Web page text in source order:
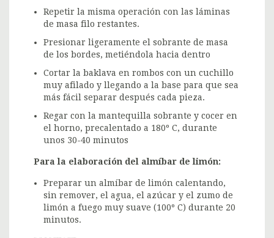
Repetir la misma operación con las láminas
de masa filo restantes.
Presionar ligeramente el sobrante de masa
de los bordes, metiéndola hacia dentro
Cortar la baklava en rombos con un cuchillo
muy afilado y llegando a la base para que sea
más fácil separar después cada pieza.
Regar con la mantequilla sobrante y cocer en
el horno, precalentado a 180º C, durante
unos 30-40 minutos
Para la elaboración del almíbar de limón:
Preparar un almíbar de limón calentando,
sin remover, el agua, el azúcar y el zumo de
limón a fuego muy suave (100º C) durante 20
minutos.